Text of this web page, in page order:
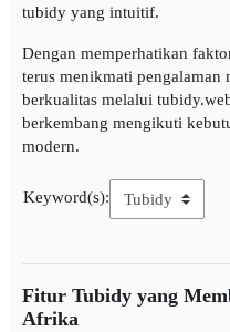
tubidy yang intuitif.
Dengan memperhatikan
terus menikmati pengalaman
berkualitas melalui
berkembang mengikuti
modern.
Keyword(s):
Fitur Tubidy yang
Afrika